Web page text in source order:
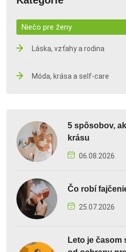
Niečo pre ženy
Láska, vzťahy a rodina
Móda, krása a self-care
5 spôsobov,
krásu
06.08.2026
Čo robí
25.07.2026
Leto je časom